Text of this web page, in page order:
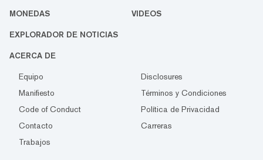
MONEDAS VIDEOS
EXPLORADOR DE NOTICIAS
ACERCA DE
Equipo
Disclosures
Manifiesto
Términos y Condiciones
Code of Conduct
Política de Privacidad
Contacto
Carreras
Trabajos